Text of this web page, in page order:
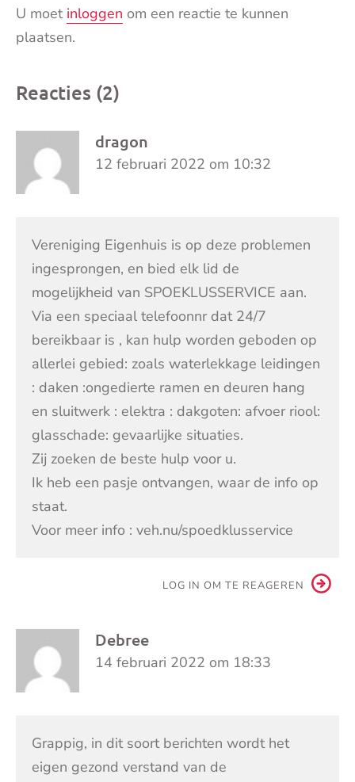
U moet inloggen om een reactie te kunnen
plaatsen.
Reacties (2)
dragon
12 februari 2022 om 10:32
Vereniging Eigenhuis is op deze problemen
ingesprongen, en bied elk lid de
mogelijkheid van SPOEKLUSSERVICE aan.
Via een speciaal telefoonnr dat 24/7
bereikbaar is , kan hulp worden geboden op
allerlei gebied: zoals waterlekkage leidingen
: daken :ongedierte ramen en deuren hang
en sluitwerk : elektra : dakgoten: afvoer riool:
glasschade: gevaarlijke situaties.
Zij zoeken de beste hulp voor u.
Ik heb een pasje ontvangen, waar de info op
staat.
Voor meer info : veh.nu/spoedklusservice
LOG IN OM TE REAGEREN
Debree
14 februari 2022 om 18:33
Grappig, in dit soort berichten wordt het
eigen gezond verstand van de